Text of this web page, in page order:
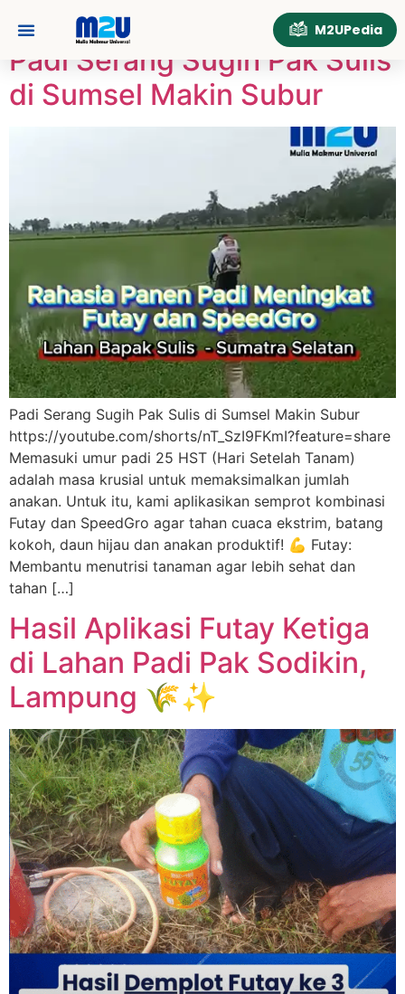
M2UPedia
Padi Serang Sugih Pak Sulis
di Sumsel Makin Subur
Padi Serang Sugih Pak Sulis di Sumsel Makin Subur
https://youtube.com/shorts/nT_SzI9FKmI?feature=share
Memasuki umur padi 25 HST (Hari Setelah Tanam)
adalah masa krusial untuk memaksimalkan jumlah
anakan. Untuk itu, kami aplikasikan semprot kombinasi
Futay dan SpeedGro agar tahan cuaca ekstrim, batang
kokoh, daun hijau dan anakan produktif! 💪 Futay:
Membantu menutrisi tanaman agar lebih sehat dan
tahan […]
Hasil Aplikasi Futay Ketiga
di Lahan Padi Pak Sodikin,
Lampung 🌾✨